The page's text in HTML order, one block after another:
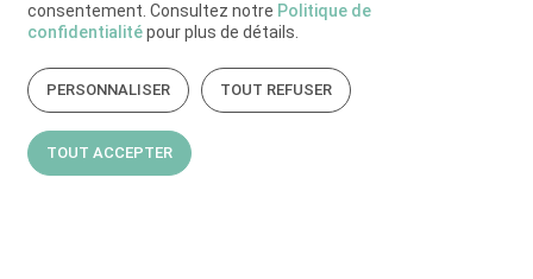
consentement. Consultez notre Politique de
confidentialitépour plus de détails.
PERSONNALISER TOUT REFUSER
TOUT ACCEPTER